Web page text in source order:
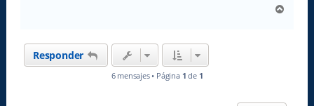
Responder
6 mensajes • Página 1 de 1